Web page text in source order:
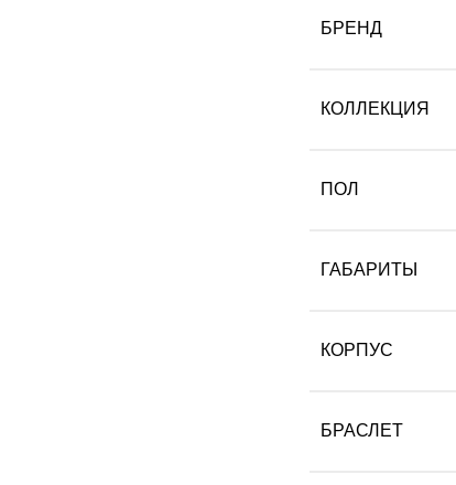
БРЕНД
КОЛЛЕКЦИЯ
ПОЛ
ГАБАРИТЫ
КОРПУС
БРАСЛЕТ